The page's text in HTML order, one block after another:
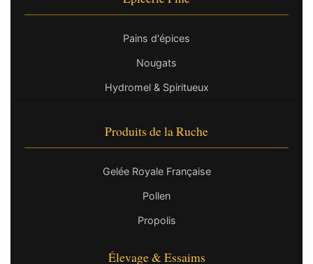
Pains d'épices
Nougats
Hydromel & Spiritueux
Produits de la Ruche
Gelée Royale Française
Pollen
Propolis
Élevage & Essaims